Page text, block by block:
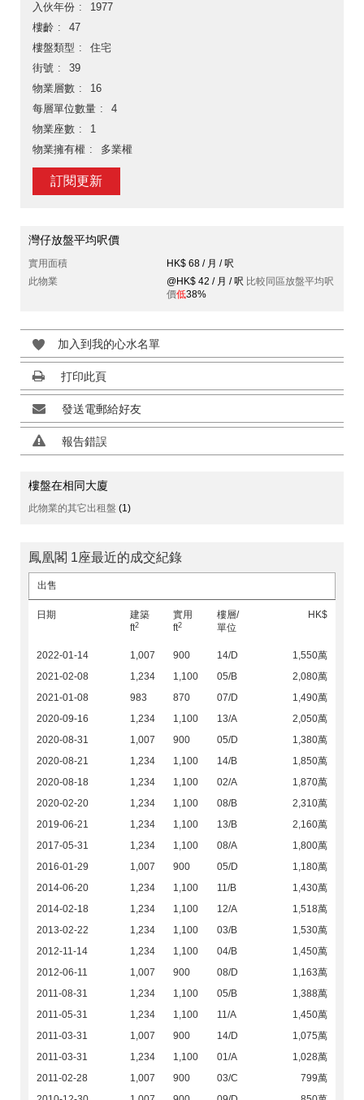
入伙年份
1977
樓齡
47
樓盤類型
住宅
街號
39
物業層數
16
每層單位數量
4
物業座數
1
物業擁有權
多業權
訂閱更新
灣仔放盤平均呎價
實用面積
HK$ 68 / 月 / 呎
此物業
@HK$ 42 / 月 / 呎 比較同區放盤平均呎
價低38%
加入到我的心水名單
打印此頁
發送電郵給好友
報告錯誤
樓盤在相同大廈
此物業的其它出租盤 (1)
鳳凰閣 1座最近的成交紀錄
出售
日期
建築
ft2
實用
ft2
樓層/
單位
HK$
2022-01-14 1,007 900 14/D
1,550萬
2021-02-08
1,234 1,100 05/B
2,080萬
2021-01-08
983 870 07/D
1,490萬
2020-09-16
1,234 1,100 13/A
2,050萬
2020-08-31
1,007 900 05/D
1,380萬
2020-08-21
1,234 1,100 14/B
1,850萬
2020-08-18
1,234 1,100 02/A
1,870萬
2020-02-20
1,234 1,100 08/B
2,310萬
2019-06-21
1,234 1,100 13/B
2,160萬
2017-05-31
1,234 1,100 08/A
1,800萬
2016-01-29
1,007 900 05/D
1,180萬
2014-06-20
1,234 1,100 11/B
1,430萬
2014-02-18
1,234 1,100 12/A
1,518萬
2013-02-22
1,234 1,100 03/B
1,530萬
2012-11-14
1,234 1,100 04/B
1,450萬
2012-06-11
1,007 900 08/D
1,163萬
2011-08-31
1,234 1,100 05/B
1,388萬
2011-05-31
1,234 1,100 11/A
1,450萬
2011-03-31
1,007 900 14/D
1,075萬
2011-03-31
1,234 1,100 01/A
1,028萬
2011-02-28
1,007 900 03/C
799萬